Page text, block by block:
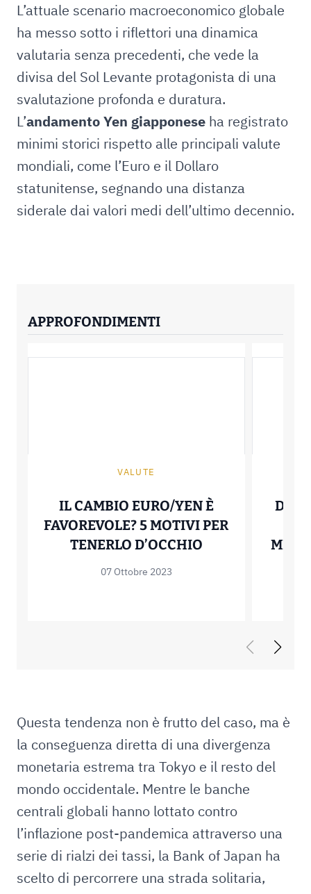
L’attuale scenario macroeconomico globale
ha messo sotto i riflettori una dinamica
valutaria senza precedenti, che vede la
divisa del Sol Levante protagonista di una
svalutazione profonda e duratura.
L’andamento Yen giapponese ha registrato
minimi storici rispetto alle principali valute
mondiali, come l’Euro e il Dollaro
statunitense, segnando una distanza
siderale dai valori medi dell’ultimo decennio.
APPROFONDIMENTI
VALUTE
IL CAMBIO EURO/YEN È
FAVOREVOLE? 5 MOTIVI PER
TENERLO D’OCCHIOIL CAMBIO
07 Ottobre 2023
Questa tendenza non è frutto del caso, ma è
la conseguenza diretta di una divergenza
monetaria estrema tra Tokyo e il resto del
mondo occidentale. Mentre le banche
centrali globali hanno lottato contro
l’inflazione post-pandemica attraverso una
serie di rialzi dei tassi, la Bank of Japan ha
scelto di percorrere una strada solitaria,